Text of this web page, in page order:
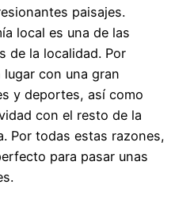
paisajes.
local es una de las
de la localidad. Por
con una gran
y deportes, así como
con el resto de la
Por todas estas razones,
para pasar unas